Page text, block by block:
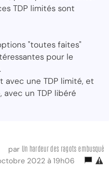
TDP limités sont
"toutes faites"
pour le
avec une TDP limité, et
un TDP libéré
par Un hardeur des ragots embusqué
2022 à 19h06